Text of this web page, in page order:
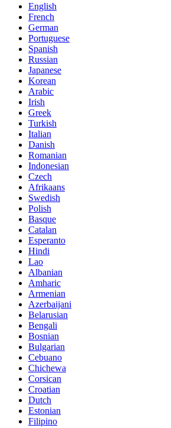
English
French
German
Portuguese
Spanish
Russian
Japanese
Korean
Arabic
Irish
Greek
Turkish
Italian
Danish
Romanian
Indonesian
Czech
Afrikaans
Swedish
Polish
Basque
Catalan
Esperanto
Hindi
Lao
Albanian
Amharic
Armenian
Azerbaijani
Belarusian
Bengali
Bosnian
Bulgarian
Cebuano
Chichewa
Corsican
Croatian
Dutch
Estonian
Filipino